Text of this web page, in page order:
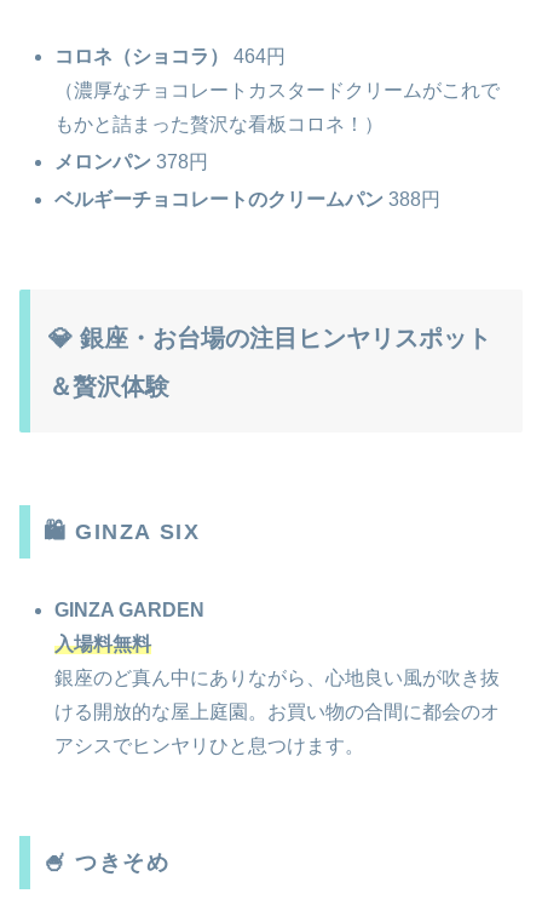
コロネ（ショコラ）
464円
（濃厚なチョコレートカスタードクリームがこれで
もかと詰まった贅沢な看板コロネ！）
メロンパン 378円
ベルギーチョコレートのクリームパン 388円
💎 銀座・お台場の注目ヒンヤリスポット
＆贅沢体験
🛍️ GINZA SIX
GINZA GARDEN
入場料無料
銀座のど真ん中にありながら、心地良い風が吹き抜
ける開放的な屋上庭園。お買い物の合間に都会のオ
アシスでヒンヤリひと息つけます。
🍧 つきそめ